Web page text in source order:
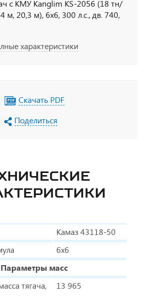
с КМУ Kanglim KS-2056 (18 тн/
м, 20,3 м), 6х6, 300 л.с., дв. 740,
характеристики
Скачать PDF
Поделиться
Камаз 43118-50
6x6
Параметры масс
тягача,
13 965